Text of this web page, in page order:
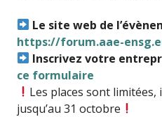
Le site web de
https://forum.aae-
Inscrivez votre
ce formulaire
Les places sont
jusqu’au 31 octobre